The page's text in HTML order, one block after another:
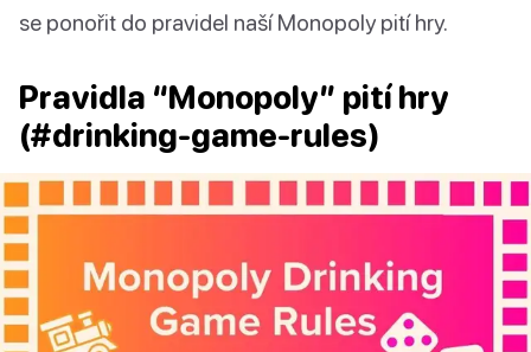
se ponořit do pravidel naší Monopoly pití hry.
Pravidla “Monopoly” pití hry
(#drinking-game-rules)